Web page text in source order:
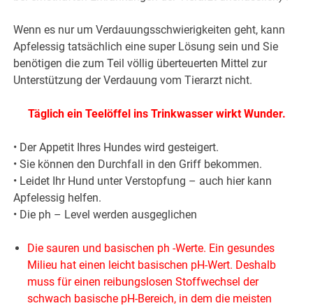
Wenn es nur um Verdauungsschwierigkeiten geht, kann
Apfelessig tatsächlich eine super Lösung sein und Sie
benötigen die zum Teil völlig überteuerten Mittel zur
Unterstützung der Verdauung vom Tierarzt nicht.
Täglich ein Teelöffel ins Trinkwasser wirkt Wunder.
• Der Appetit Ihres Hundes wird gesteigert.
• Sie können den Durchfall in den Griff bekommen.
• Leidet Ihr Hund unter Verstopfung – auch hier kann
Apfelessig helfen.
• Die ph – Level werden ausgeglichen
Die sauren und basischen ph -Werte. Ein gesundes
Milieu hat einen leicht basischen pH-Wert. Deshalb
muss für einen reibungslosen Stoffwechsel der
schwach basische pH-Bereich, in dem die meisten